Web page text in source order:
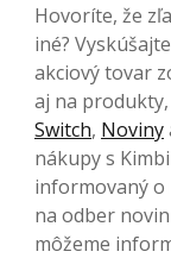
Hovoríte, že
iné?
akciový tovar
aj na
Switch, Noviny
nákupy s
informovaný o
na odber
môžeme